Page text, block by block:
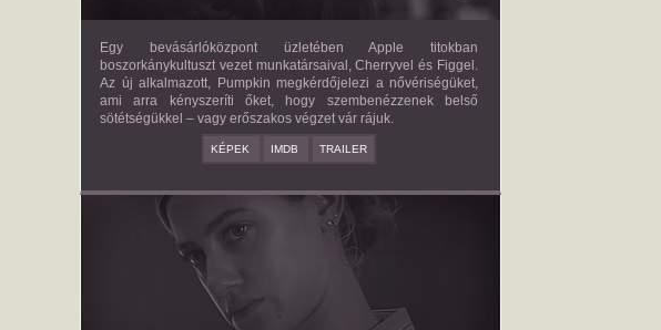
Egy bevásárlóközpont üzletében Apple titokban
boszorkánykultuszt vezet munkatársaival, Cherryvel és Figgel.
Az új alkalmazott, Pumpkin megkérdőjelezi a nővériségüket,
ami arra kényszeríti őket, hogy szembenézzenek belső
sötétségükkel – vagy erőszakos végzet vár rájuk.
KÉPEK IMDB TRAILER
AMERICAN SWEATSHOP
DAISY MORIARTY